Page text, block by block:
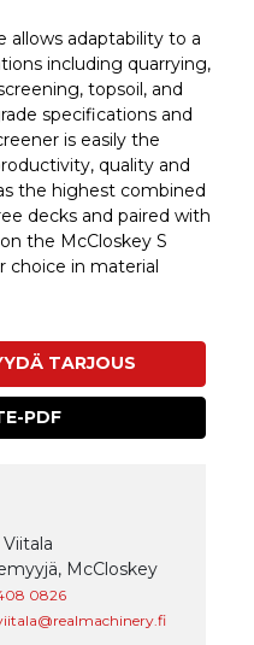
allows adaptability to a
including quarrying,
topsoil, and
specifications and
is easily the
quality and
the highest combined
decks and paired with
the McCloskey S
choice in material
TARJOUS
PDF
McCloskey
0826